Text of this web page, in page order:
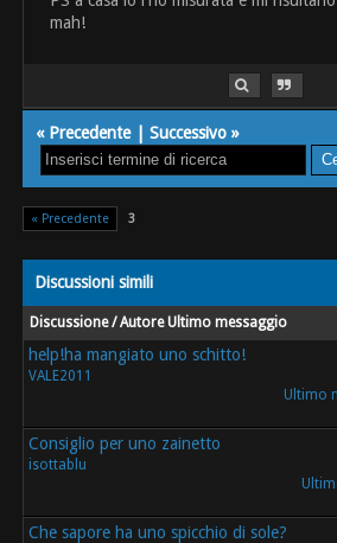
mah!
« Precedente|Successivo »
« Precedente 3
Discussioni simili
Discussione / Autore Ultimo messaggio
help!ha mangiato uno schitto!
VALE2011
Ultimo
Consiglio per uno zainetto
isottablu
Che sapore ha uno spicchio di sole?